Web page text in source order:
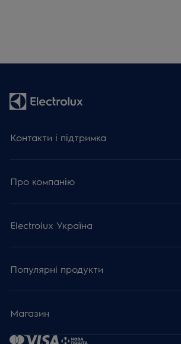
Контакти і підтримка
Про компанію
Electrolux Україна
Популярні продукти
Магазин